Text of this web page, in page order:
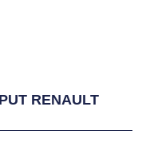
RENAULT